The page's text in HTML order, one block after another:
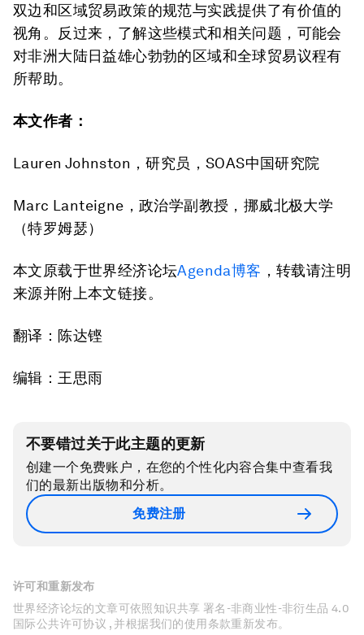
双边和区域贸易政策的规范与实践提供了有价值的
视角。反过来，了解这些模式和相关问题，可能会
对非洲大陆日益雄心勃勃的区域和全球贸易议程有
所帮助。
本文作者：
Lauren Johnston，研究员，SOAS中国研究院
Marc Lanteigne，政治学副教授，挪威北极大学
（特罗姆瑟）
本文原载于世界经济论坛Agenda博客 ，转载请注明
来源并附上本文链接。
翻译：陈达铿
编辑：王思雨
不要错过关于此主题的更新
创建一个免费账户，在您的个性化内容合集中查看我
们的最新出版物和分析。
免费注册
许可和重新发布
世界经济论坛的文章可依照知识共享 署名-非商业性-非衍生品 4.0
国际公共许可协议 , 并根据我们的使用条款重新发布。